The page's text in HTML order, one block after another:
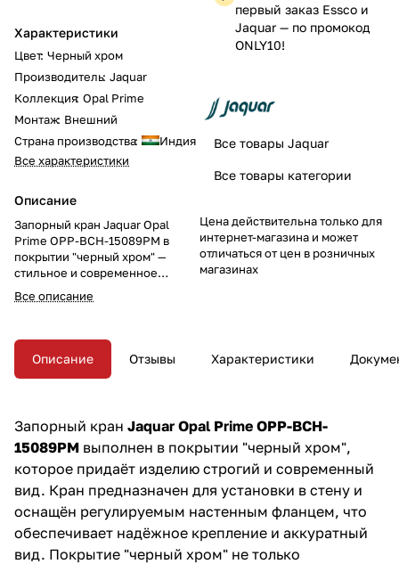
Характеристики
Цвет: Черный хром
Производитель: Jaquar
Коллекция: Opal Prime
Монтаж: Внешний
Страна производства:
Индия
Все характеристики
Описание
Запорный кран Jaquar Opal
Prime OPP-BCH-15089PM в
покрытии "черный хром" —
стильное и современное
решение для вашей ванной
комнаты или кухни. Кран с
фланцем добавит
выразительный тёмный акцент,
подчёркивая минимализм и
Все описание
первый заказ Essco и
Jaquar — по промокод
ONLY10!
Все товары Jaquar
Все товары категории
Цена действительна только для
интернет-магазина и может
отличаться от цен в розничных
магазинах
Описание Отзывы Характеристики
Запорный кран Jaquar Opal Prime OPP-BCH-
15089PM выполнен в покрытии "черный хром",
которое придаёт изделию строгий и современный
вид. Кран предназначен для установки в стену и
оснащён регулируемым настенным фланцем, что
обеспечивает надёжное крепление и аккуратный
вид. Покрытие "черный хром" не только